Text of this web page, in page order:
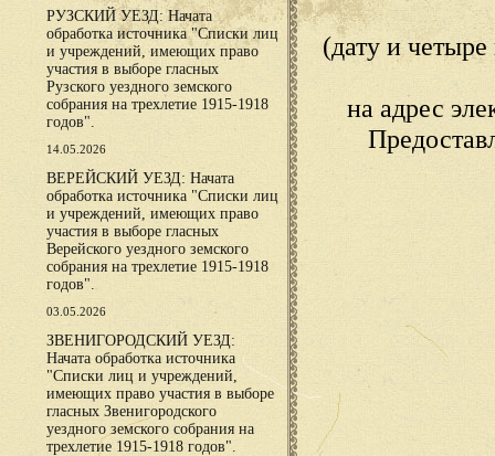
РУЗСКИЙ УЕЗД: Начата
обработка источника "Списки лиц
и учреждений, имеющих право
участия в выборе гласных
Рузского уездного земского
собрания на трехлетие 1915-1918
годов".
14.05.2026
ВЕРЕЙСКИЙ УЕЗД: Начата
обработка источника "Списки лиц
и учреждений, имеющих право
участия в выборе гласных
Верейского уездного земского
собрания на трехлетие 1915-1918
годов".
03.05.2026
ЗВЕНИГОРОДСКИЙ УЕЗД:
Начата обработка источника
"Списки лиц и учреждений,
имеющих право участия в выборе
гласных Звенигородского
уездного земского собрания на
трехлетие 1915-1918 годов".
(дату и
на адрес